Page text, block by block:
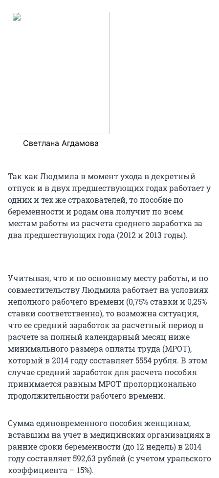
Светлана Агдамова
Так как Людмила в момент ухода в декретный
отпуск и в двух предшествующих годах работает у
одних и тех же страхователей, то пособие по
беременности и родам она получит по всем
местам работы из расчета среднего заработка за
два предшествующих года (2012 и 2013 годы).
Учитывая, что и по основному месту работы, и по
совместительству Людмила работает на условиях
неполного рабочего времени (0,75% ставки и 0,25%
ставки соответственно), то возможна ситуация,
что ее средний заработок за расчетный период в
расчете за полный календарный месяц ниже
минимального размера оплаты труда (МРОТ),
который в 2014 году составляет 5554 рубля. В этом
случае средний заработок для расчета пособия
принимается равным МРОТ пропорционально
продолжительности рабочего времени.
Сумма единовременного пособия женщинам,
вставшим на учет в медицинских организациях в
ранние сроки беременности (до 12 недель) в 2014
году составляет 592,63 рублей (с учетом уральского
коэффициента – 15%).